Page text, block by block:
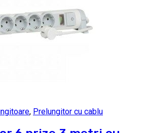
, Prelungitor cu cablu